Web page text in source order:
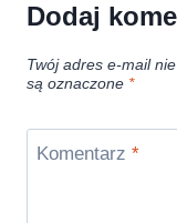
Dodaj
Twój adres e-mail
są oznaczone *
Komentarz *